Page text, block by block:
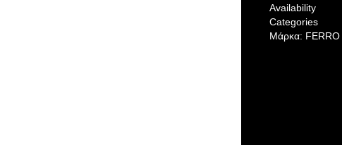
Availability
Categories
Μάρκα: FERRO